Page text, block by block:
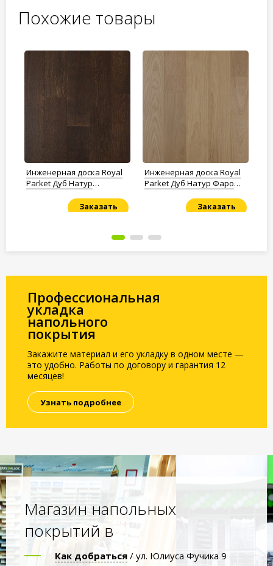
Похожие товары
Инженерная доска Royal
Parket Дуб Натур
Заказать
Инженерная доска Royal
Parket Дуб Натур Фаро
Заказать
Профессиональная
укладка
напольного
покрытия
Закажите материал и его укладку в одном месте —
это удобно. Работы по договору и гарантия 12
месяцев!
Узнать подробнее
Магазин напольных
покрытий в
Как добраться / ул. Юлиуса Фучика 9